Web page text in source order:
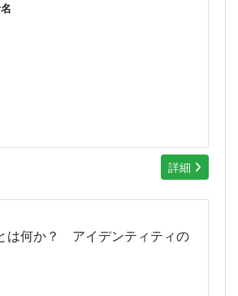
詳細
は何か？ アイデンティティの